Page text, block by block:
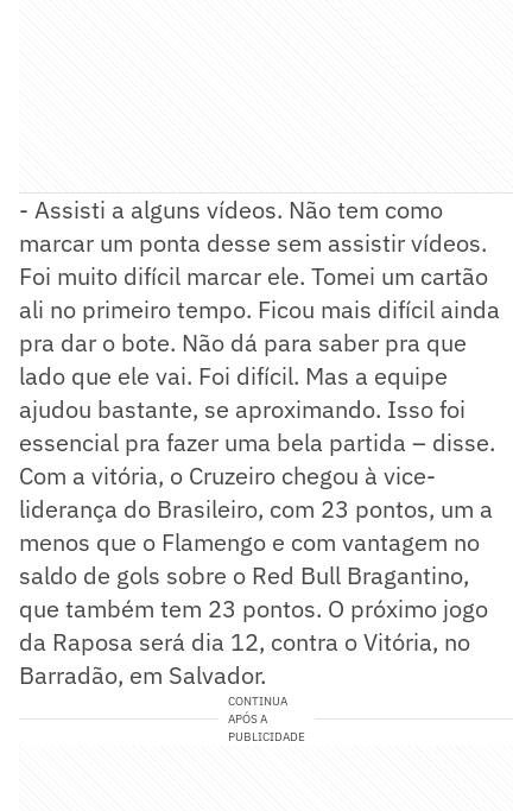
- Assisti a alguns vídeos. Não tem como
marcar um ponta desse sem assistir vídeos.
Foi muito difícil marcar ele. Tomei um cartão
ali no primeiro tempo. Ficou mais difícil ainda
pra dar o bote. Não dá para saber pra que
lado que ele vai. Foi difícil. Mas a equipe
ajudou bastante, se aproximando. Isso foi
essencial pra fazer uma bela partida – disse.
Com a vitória, o Cruzeiro chegou à vice-
liderança do Brasileiro, com 23 pontos, um a
menos que o Flamengo e com vantagem no
saldo de gols sobre o Red Bull Bragantino,
que também tem 23 pontos. O próximo jogo
da Raposa será dia 12, contra o Vitória, no
Barradão, em Salvador.
CONTINUA
APÓS A
PUBLICIDADE